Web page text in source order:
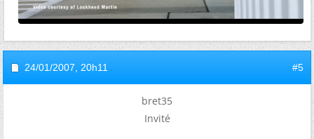
24/01/2007, 20h11 #5
bret35
Invité